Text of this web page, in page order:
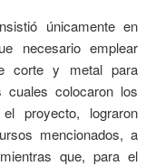
únicamente en
necesario emplear
corte y metal para
colocaron los
proyecto, lograron
mencionados, a
que, para el